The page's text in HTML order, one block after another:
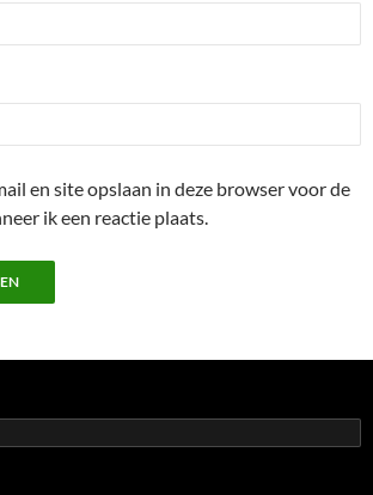
en site opslaan in deze browser voor de
ik een reactie plaats.